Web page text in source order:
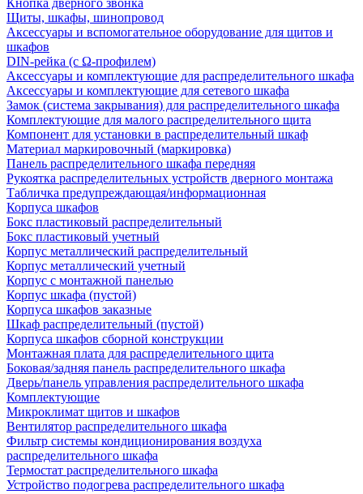
Кнопка дверного звонка
Щиты, шкафы, шинопровод
Аксессуары и вспомогательное оборудование для щитов и
шкафов
DIN-рейка (с Ω-профилем)
Аксессуары и комплектующие для распределительного шкафа
Аксессуары и комплектующие для сетевого шкафа
Замок (система закрывания) для распределительного шкафа
Комплектующие для малого распределительного щита
Компонент для установки в распределительный шкаф
Материал маркировочный (маркировка)
Панель распределительного шкафа передняя
Рукоятка распределительных устройств дверного монтажа
Табличка предупреждающая/информационная
Корпуса шкафов
Бокс пластиковый распределительный
Бокс пластиковый учетный
Корпус металлический распределительный
Корпус металлический учетный
Корпус с монтажной панелью
Корпус шкафа (пустой)
Корпуса шкафов заказные
Шкаф распределительный (пустой)
Корпуса шкафов сборной конструкции
Монтажная плата для распределительного щита
Боковая/задняя панель распределительного шкафа
Дверь/панель управления распределительного шкафа
Комплектующие
Микроклимат щитов и шкафов
Вентилятор распределительного шкафа
Фильтр системы кондиционирования воздуха
распределительного шкафа
Термостат распределительного шкафа
Устройство подогрева распределительного шкафа